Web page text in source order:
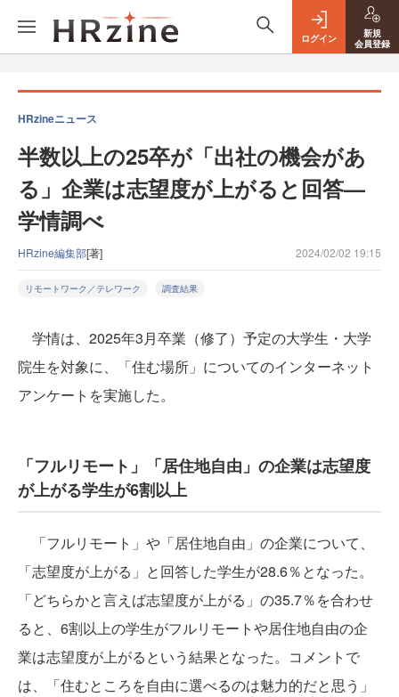
ログイン
新規
会員登録
HRzineニュース
半数以上の25卒が「出社の機会があ
る」企業は志望度が上がると回答—
学情調べ
HRzine編集部[著] 2024/02/02 19:15
リモートワーク／テレワーク 調査結果
学情は、2025年3月卒業（修了）予定の大学生・大学
院生を対象に、「住む場所」についてのインターネット
アンケートを実施した。
「フルリモート」「居住地自由」の企業は志望度
が上がる学生が6割以上
「フルリモート」や「居住地自由」の企業について、
「志望度が上がる」と回答した学生が28.6％となった。
「どちらかと言えば志望度が上がる」の35.7％を合わせ
ると、6割以上の学生がフルリモートや居住地自由の企
業は志望度が上がるという結果となった。コメントで
は、「住むところを自由に選べるのは魅力的だと思う」